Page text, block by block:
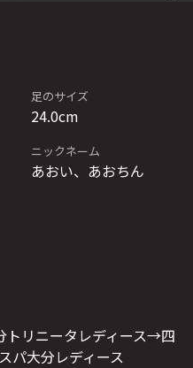
足のサイズ
24.0cm
ニックネーム
あおい、あおちん
リニータレディース→四
パ大分レディース